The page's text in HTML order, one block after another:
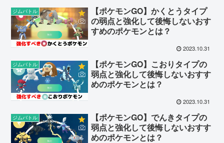
ジムバトル
【ポケモンGO】かくとうタイプ
の弱点と強化して後悔しないおす
すめのポケモンとは？
2023.10.31
ジムバトル
【ポケモンGO】こおりタイプの
弱点と強化して後悔しないおすす
めのポケモンとは？
2023.10.31
ジムバトル
【ポケモンGO】でんきタイプの
弱点と強化して後悔しないおすす
めのポケモンとは？